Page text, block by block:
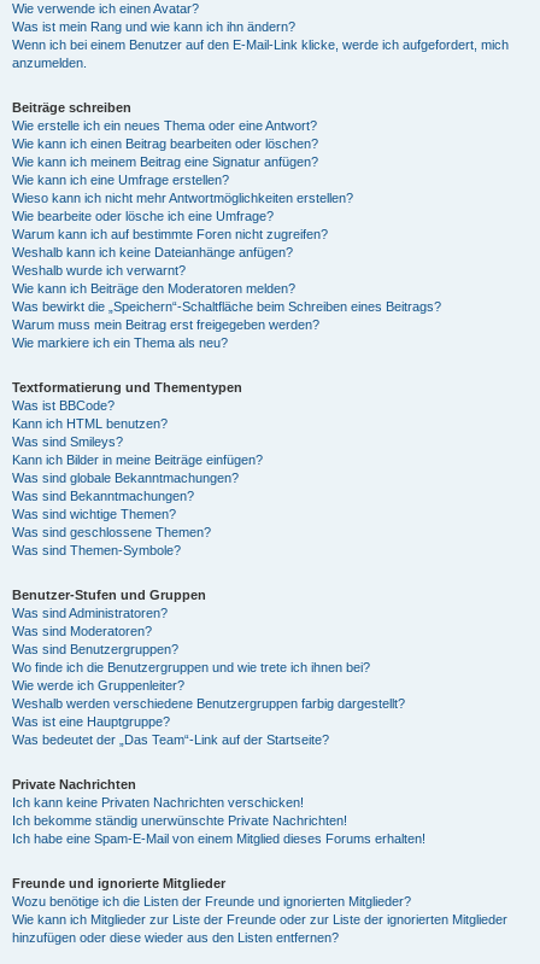
Wie verwende ich einen Avatar?
Was ist mein Rang und wie kann ich ihn ändern?
Wenn ich bei einem Benutzer auf den E-Mail-Link klicke, werde ich aufgefordert, mich
anzumelden.
Beiträge schreiben
Wie erstelle ich ein neues Thema oder eine Antwort?
Wie kann ich einen Beitrag bearbeiten oder löschen?
Wie kann ich meinem Beitrag eine Signatur anfügen?
Wie kann ich eine Umfrage erstellen?
Wieso kann ich nicht mehr Antwortmöglichkeiten erstellen?
Wie bearbeite oder lösche ich eine Umfrage?
Warum kann ich auf bestimmte Foren nicht zugreifen?
Weshalb kann ich keine Dateianhänge anfügen?
Weshalb wurde ich verwarnt?
Wie kann ich Beiträge den Moderatoren melden?
Was bewirkt die „Speichern“-Schaltfläche beim Schreiben eines Beitrags?
Warum muss mein Beitrag erst freigegeben werden?
Wie markiere ich ein Thema als neu?
Textformatierung und Thementypen
Was ist BBCode?
Kann ich HTML benutzen?
Was sind Smileys?
Kann ich Bilder in meine Beiträge einfügen?
Was sind globale Bekanntmachungen?
Was sind Bekanntmachungen?
Was sind wichtige Themen?
Was sind geschlossene Themen?
Was sind Themen-Symbole?
Benutzer-Stufen und Gruppen
Was sind Administratoren?
Was sind Moderatoren?
Was sind Benutzergruppen?
Wo finde ich die Benutzergruppen und wie trete ich ihnen bei?
Wie werde ich Gruppenleiter?
Weshalb werden verschiedene Benutzergruppen farbig dargestellt?
Was ist eine Hauptgruppe?
Was bedeutet der „Das Team“-Link auf der Startseite?
Private Nachrichten
Ich kann keine Privaten Nachrichten verschicken!
Ich bekomme ständig unerwünschte Private Nachrichten!
Ich habe eine Spam-E-Mail von einem Mitglied dieses Forums erhalten!
Freunde und ignorierte Mitglieder
Wozu benötige ich die Listen der Freunde und ignorierten Mitglieder?
Wie kann ich Mitglieder zur Liste der Freunde oder zur Liste der ignorierten Mitglieder
hinzufügen oder diese wieder aus den Listen entfernen?